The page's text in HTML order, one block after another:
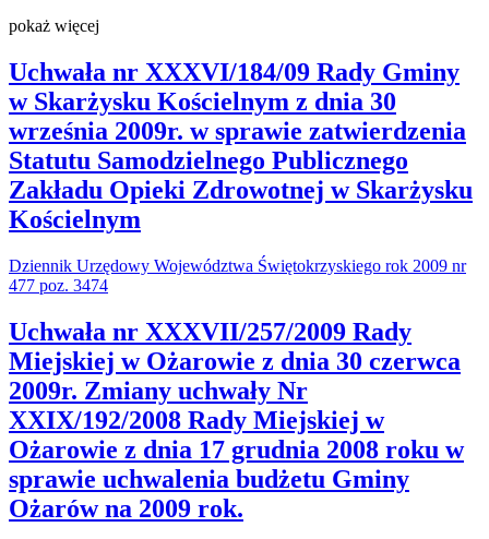
pokaż więcej
Uchwała nr XXXVI/184/09 Rady Gminy
w Skarżysku Kościelnym z dnia 30
września 2009r. w sprawie zatwierdzenia
Statutu Samodzielnego Publicznego
Zakładu Opieki Zdrowotnej w Skarżysku
Kościelnym
Dziennik Urzędowy Województwa Świętokrzyskiego rok 2009 nr
477 poz. 3474
Uchwała nr XXXVII/257/2009 Rady
Miejskiej w Ożarowie z dnia 30 czerwca
2009r. Zmiany uchwały Nr
XXIX/192/2008 Rady Miejskiej w
Ożarowie z dnia 17 grudnia 2008 roku w
sprawie uchwalenia budżetu Gminy
Ożarów na 2009 rok.